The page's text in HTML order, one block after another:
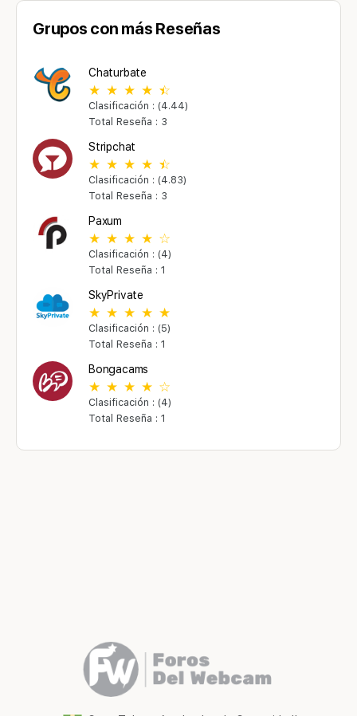
Grupos con más Reseñas
Chaturbate
Clasificación : (4.44)
Total Reseña : 3
Stripchat
Clasificación : (4.83)
Total Reseña : 3
Paxum
Clasificación : (4)
Total Reseña : 1
SkyPrivate
Clasificación : (5)
Total Reseña : 1
Bongacams
Clasificación : (4)
Total Reseña : 1